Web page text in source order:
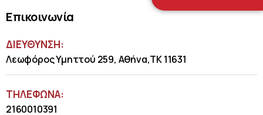
Επικοινωνία
ΔΙΕΥΘΥΝΣΗ:
Λεωφόρος Υμηττού 259, Αθήνα,ΤΚ 11631
ΤΗΛΈΦΩΝΑ:
2160010391